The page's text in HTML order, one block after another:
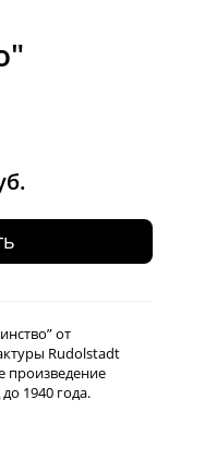
от
Rudolstadt
произведение
1940 года.